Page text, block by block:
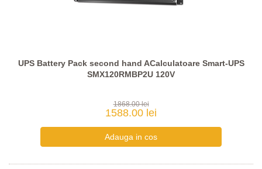
UPS Battery Pack second hand ACalculatoare Smart-UPS
SMX120RMBP2U 120V
1868.00 lei
1588.00 lei